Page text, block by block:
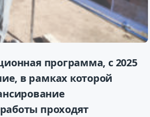
программа, с 2025
в рамках которой
проходят